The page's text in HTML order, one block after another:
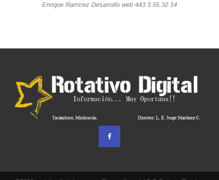
Enrique Ramírez Desarrollo web 443 3 55 32 14